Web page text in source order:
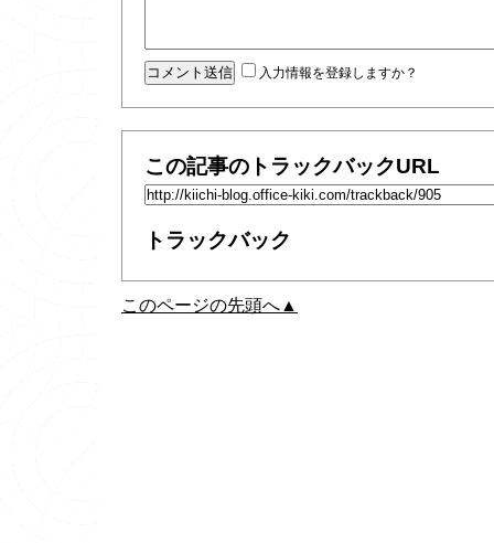
入力情報を登録しますか？
この記事のトラックバックURL
トラックバック
このページの先頭へ▲